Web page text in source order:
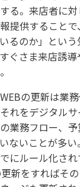
る。来店者に
提供すること
るのか」とい
ぐさま来店誘
の更新は業
れをデジタル
業務フロー、
ないことが多い
にルール化さ
新をすればそ